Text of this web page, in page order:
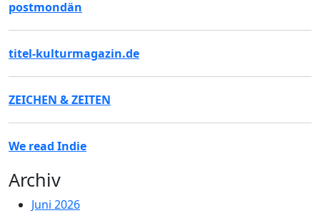
postmondän
titel-kulturmagazin.de
ZEICHEN & ZEITEN
We read Indie
Archiv
Juni 2026